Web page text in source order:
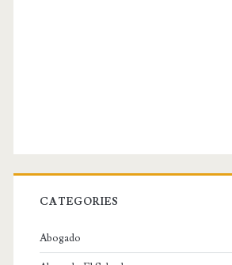
CATEGORIES
Abogado